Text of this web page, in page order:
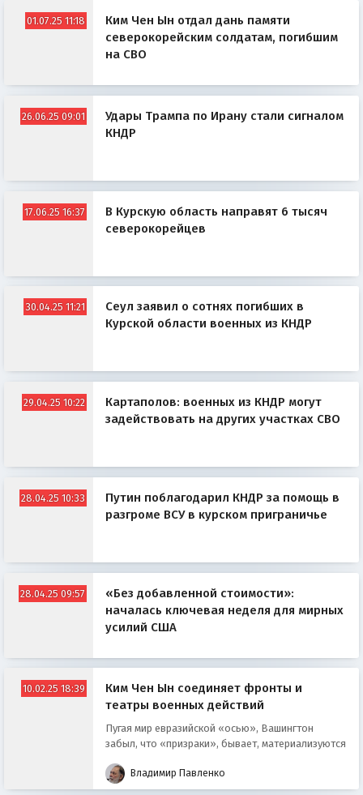
01.07.25 11:18
Ким Чен Ын отдал дань памяти
северокорейским солдатам, погибшим
на СВО
26.06.25 09:01
Удары Трампа по Ирану стали сигналом
КНДР
17.06.25 16:37
В Курскую область направят 6 тысяч
северокорейцев
30.04.25 11:21
Сеул заявил о сотнях погибших в
Курской области военных из КНДР
29.04.25 10:22
Картаполов: военных из КНДР могут
задействовать на других участках СВО
28.04.25 10:33
Путин поблагодарил КНДР за помощь в
разгроме ВСУ в курском приграничье
28.04.25 09:57
«Без добавленной стоимости»:
началась ключевая неделя для мирных
усилий США
10.02.25 18:39
Ким Чен Ын соединяет фронты и
театры военных действий
Пугая мир евразийской «осью», Вашингтон
забыл, что «призраки», бывает, материализуются
Владимир Павленко